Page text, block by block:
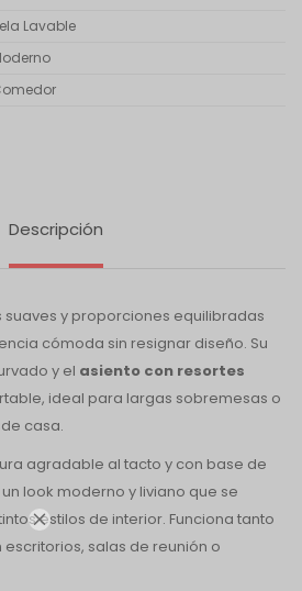

Lavable
Descripción
suaves y proporciones equilibradas
cómoda sin resignar diseño. Su
y el asiento con resortes
ideal para largas sobremesas o
casa.
agradable al tacto y con base de
look moderno y liviano que se
estilos de interior. Funciona tanto
salas de reunión o